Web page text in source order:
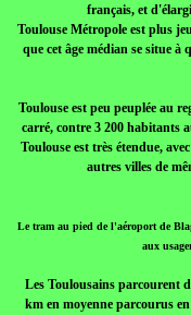
français, et
Toulouse Métropole est plus
que cet âge médian se situe à
Toulouse est peu peuplée au
carré, contre 3 200 habitants
Toulouse est très étendue,
autres villes de
Le tram au pied de l'aéroport de
aux
Les Toulousains parcourent
km en moyenne parcourus